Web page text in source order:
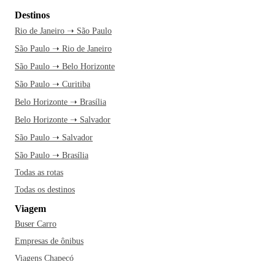
Destinos
Rio de Janeiro ➝ São Paulo
São Paulo ➝ Rio de Janeiro
São Paulo ➝ Belo Horizonte
São Paulo ➝ Curitiba
Belo Horizonte ➝ Brasília
Belo Horizonte ➝ Salvador
São Paulo ➝ Salvador
São Paulo ➝ Brasília
Todas as rotas
Todas os destinos
Viagem
Buser Carro
Empresas de ônibus
Viagens Chapecó